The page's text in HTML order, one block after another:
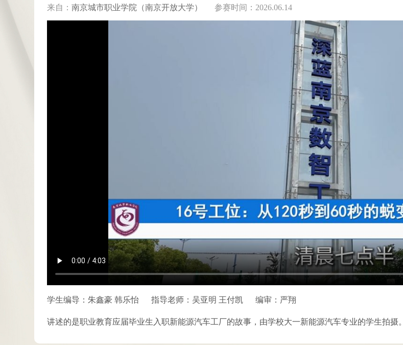
来自： 南京城市职业学院（南京开放大学） 参赛时间：2026.06.14
学生编导：朱鑫豪 韩乐怡 指导老师：吴亚明 王付凯 编审：严翔
讲述的是职业教育应届毕业生入职新能源汽车工厂的故事，由学校大一新能源汽车专业的学生拍摄。